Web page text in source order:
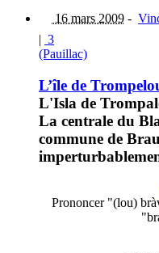
16 mars 2009 -
| 3
(Pauillac)
L’île de
L'Isla de
La centrale du
commune de
Prononcer "(lou)